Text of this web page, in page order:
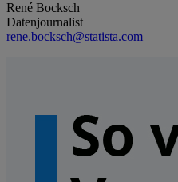
René Bocksch
Datenjournalist
rene.bocksch@statista.com